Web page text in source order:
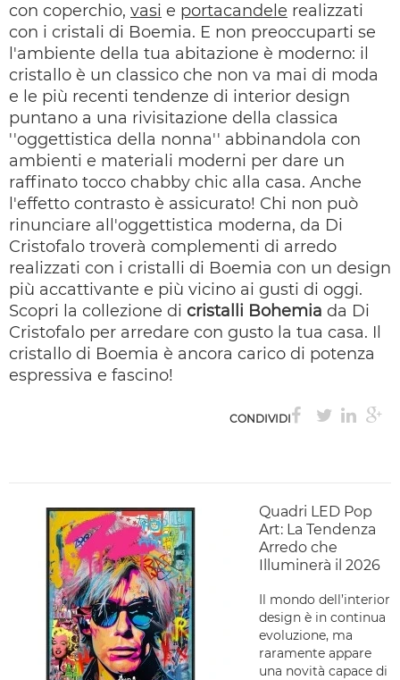
con coperchio, vasi e portacandele realizzati
con i cristali di Boemia. E non preoccuparti se
l'ambiente della tua abitazione è moderno: il
cristallo è un classico che non va mai di moda
e le più recenti tendenze di interior design
puntano a una rivisitazione della classica
''oggettistica della nonna'' abbinandola con
ambienti e materiali moderni per dare un
raffinato tocco chabby chic alla casa. Anche
l'effetto contrasto è assicurato! Chi non può
rinunciare all'oggettistica moderna, da Di
Cristofalo troverà complementi di arredo
realizzati con i cristalli di Boemia con un design
più accattivante e più vicino ai gusti di oggi.
Scopri la collezione di cristalli Bohemia da Di
Cristofalo per arredare con gusto la tua casa. Il
cristallo di Boemia è ancora carico di potenza
espressiva e fascino!
CONDIVIDI
Quadri LED Pop
Art: La Tendenza
Arredo che
Illuminerà il 2026
Il mondo dell’interior
design è in continua
evoluzione, ma
raramente appare
una novità capace di